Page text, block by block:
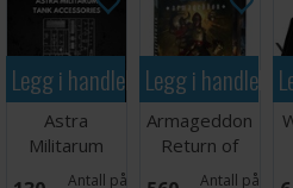
Legg i handlekurven
Astra
Militarum
TankAntall på
Legg i
Armageddon
Return of
YarrickAntall på